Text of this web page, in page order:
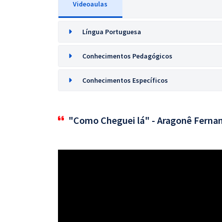
Videoaulas
Língua Portuguesa
Conhecimentos Pedagógicos
Conhecimentos Específicos
"Como Cheguei lá" - Aragonê